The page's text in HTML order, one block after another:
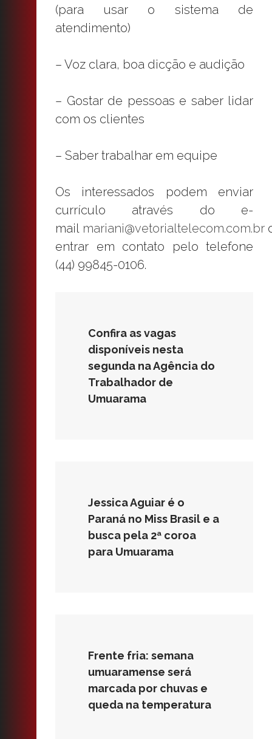
(para usar o sistema de
atendimento)
– Voz clara, boa dicção e audição
– Gostar de pessoas e saber lidar
com os clientes
– Saber trabalhar em equipe
Os interessados podem enviar
currículo através do e-
mail mariani@vetorialtelecom.com.br
entrar em contato pelo telefone
(44) 99845-0106.
Confira as vagas
disponíveis nesta
segunda na Agência do
Trabalhador de
Umuarama
Jessica Aguiar é o
Paraná no Miss Brasil e a
busca pela 2ª coroa
para Umuarama
Frente fria: semana
umuaramense será
marcada por chuvas e
queda na temperatura